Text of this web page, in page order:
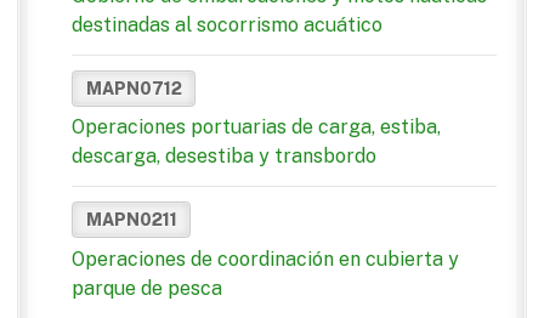
destinadas al socorrismo acuático
MAPN0712
Operaciones portuarias de carga, estiba,
descarga, desestiba y transbordo
MAPN0211
Operaciones de coordinación en cubierta y
parque de pesca